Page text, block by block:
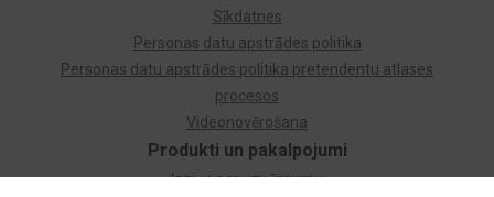
Produkti un pakalpojumi
Izziņa par uzņēmumu
Sīkdatnes
Personas datu apstrādes politika
Personas datu apstrādes politika pretendentu atlases
procesos
Videonovērošana